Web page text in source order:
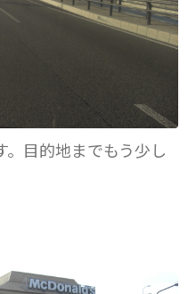
目的地までもう少し